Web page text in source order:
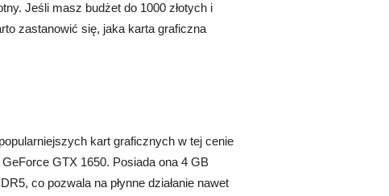
Jeśli masz budżet do 1000 złotych i
zastanowić się, jaka karta graficzna
kart graficznych w tej cenie
GTX 1650. Posiada ona 4 GB
co pozwala na płynne działanie nawet